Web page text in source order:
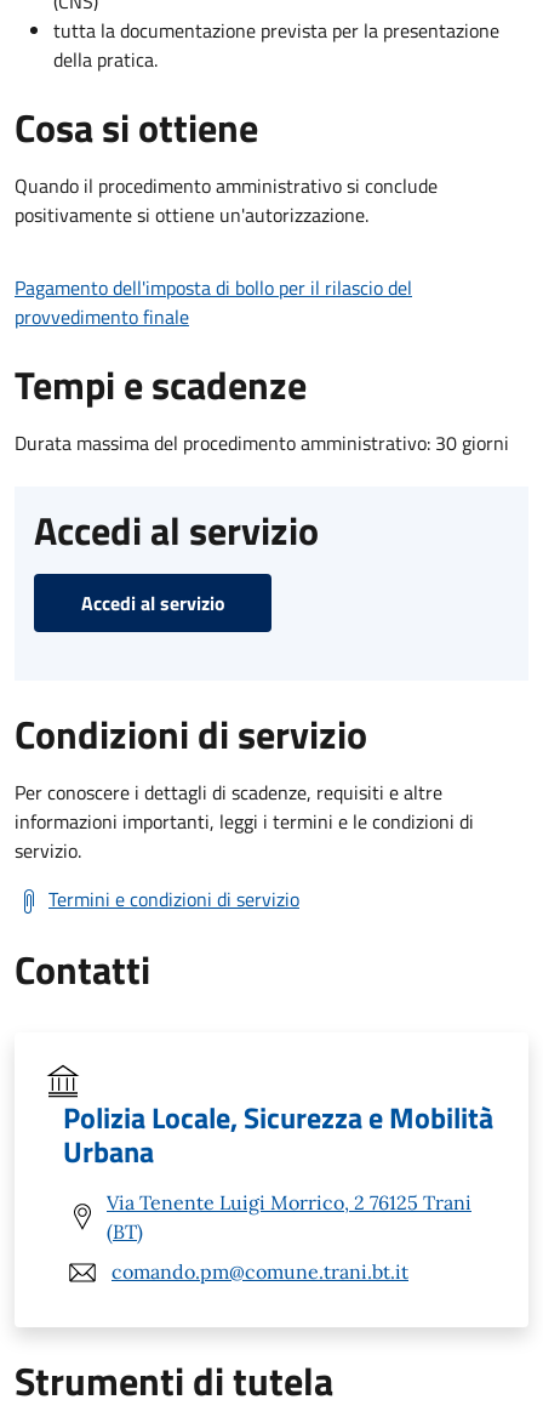
tutta la documentazione prevista per la presentazione
della pratica.
Cosa si ottiene
Quando il procedimento amministrativo si conclude
positivamente si ottiene un'autorizzazione.
Pagamento dell'imposta di bollo per il rilascio del
provvedimento finale
Tempi e scadenze
Durata massima del procedimento amministrativo: 30 giorni
Accedi al servizio
Accedi al servizio
Condizioni di servizio
Per conoscere i dettagli di scadenze, requisiti e altre
informazioni importanti, leggi i termini e le condizioni di
servizio.
Termini e condizioni di servizio
Contatti
Polizia Locale, Sicurezza e Mobilità
Urbana
Via Tenente Luigi Morrico, 2 76125 Trani
(BT)
comando.pm@comune.trani.bt.it
Strumenti di tutela